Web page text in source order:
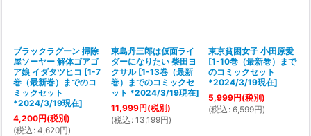
ブラックラグーン 掃除
屋ソーヤー 解体ゴアゴ
ア娘 イダタツヒコ [1-7
巻（最新巻）までのコ
ミックセット
*2024/3/19現在]
4,200円(税別)
(税込 : 4,620円)
東島丹三郎は仮面ライ
ダーになりたい 柴田ヨ
クサル [1-13巻（最新
巻）までのコミックセ
ット *2024/3/19現在]
11,999円(税別)
(税込 : 13,199円)
東京貧困女子 小田原愛
[1-10巻（最新巻）まで
のコミックセット
*2024/3/19現在]
5,999円(税別)
(税込 : 6,599円)